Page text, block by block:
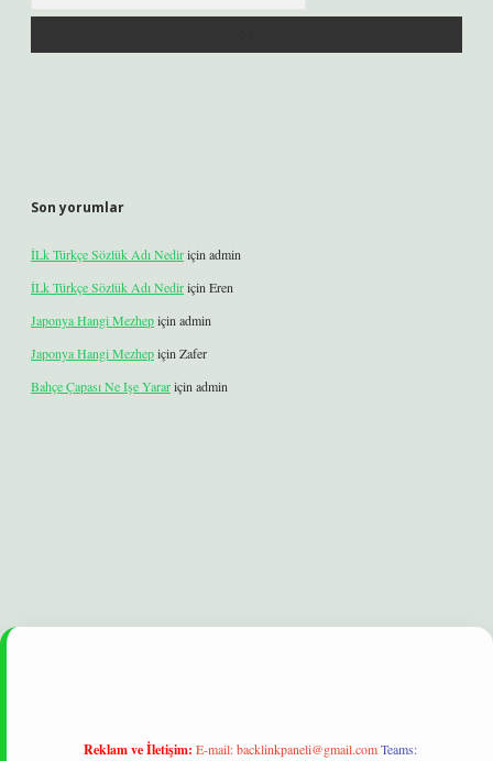
Son yorumlar
İLk Türkçe Sözlük Adı Nediriçin admin
İLk Türkçe Sözlük Adı Nediriçin Eren
Japonya Hangi Mezhepiçin admin
Japonya Hangi Mezhepiçin Zafer
Bahçe Çapası Ne Işe Yarariçin admin
betexper yeni girişilbet
Reklam ve İletişim: E-mail:backlinkpaneli@gmail.com Teams: